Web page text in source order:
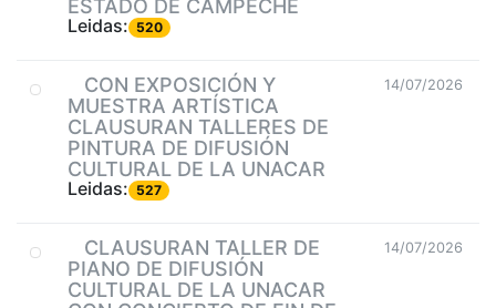
ESTADO DE CAMPECHE
Leidas: 520
CON EXPOSICIÓN Y
MUESTRA ARTÍSTICA
CLAUSURAN TALLERES DE
PINTURA DE DIFUSIÓN
CULTURAL DE LA UNACAR
Leidas: 527
14/07/2026
CLAUSURAN TALLER DE
PIANO DE DIFUSIÓN
CULTURAL DE LA UNACAR
14/07/2026